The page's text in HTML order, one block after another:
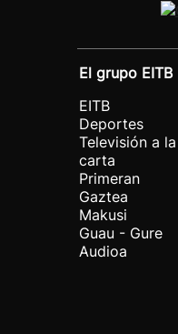
El grupo EITB
EITB
Deportes
Televisión a la
carta
Primeran
Gaztea
Makusi
Guau - Gure
Audioa